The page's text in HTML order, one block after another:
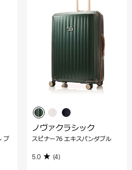
ブ
ノヴァクラシック
スピナー76 エキスパンダブル
5.0 (4)